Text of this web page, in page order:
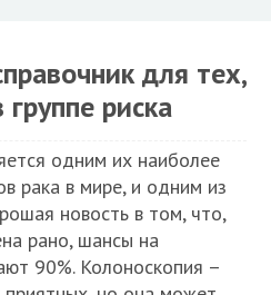
для тех,
риска
одним их наиболее
рака в мире, и одним из
новость в том, что,
рано, шансы на
90%. Колоноскопия –